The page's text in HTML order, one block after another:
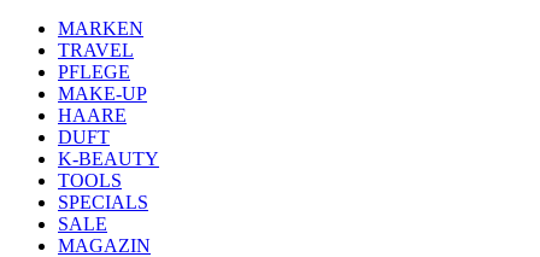
MARKEN
TRAVEL
PFLEGE
MAKE-UP
HAARE
DUFT
K-BEAUTY
TOOLS
SPECIALS
SALE
MAGAZIN